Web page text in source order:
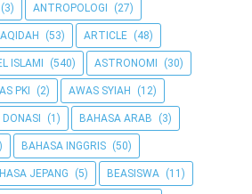
(3) ANTROPOLOGI (27)
AQIDAH (53) ARTICLE (48)
ISLAMI (540) ASTRONOMI (30)
PKI (2) AWAS SYIAH (12)
(1) BAHASA ARAB (3)
BAHASA INGGRIS (50)
JEPANG (5) BEASISWA (11)